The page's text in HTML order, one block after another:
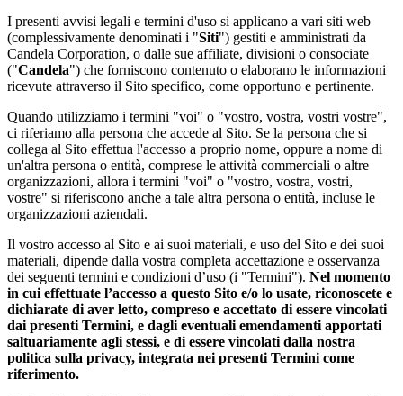
I presenti avvisi legali e termini d'uso si applicano a vari siti web
(complessivamente denominati i "Siti") gestiti e amministrati da
Candela Corporation, o dalle sue affiliate, divisioni o consociate
("Candela") che forniscono contenuto o elaborano le informazioni
ricevute attraverso il Sito specifico, come opportuno e pertinente.
Quando utilizziamo i termini "voi" o "vostro, vostra, vostri vostre",
ci riferiamo alla persona che accede al Sito. Se la persona che si
collega al Sito effettua l'accesso a proprio nome, oppure a nome di
un'altra persona o entità, comprese le attività commerciali o altre
organizzazioni, allora i termini "voi" o "vostro, vostra, vostri,
vostre" si riferiscono anche a tale altra persona o entità, incluse le
organizzazioni aziendali.
Il vostro accesso al Sito e ai suoi materiali, e uso del Sito e dei suoi
materiali, dipende dalla vostra completa accettazione e osservanza
dei seguenti termini e condizioni d’uso (i "Termini"). Nel momento
in cui effettuate l’accesso a questo Sito e/o lo usate, riconoscete e
dichiarate di aver letto, compreso e accettato di essere vincolati
dai presenti Termini, e dagli eventuali emendamenti apportati
saltuariamente agli stessi, e di essere vincolati dalla nostra
politica sulla privacy, integrata nei presenti Termini come
riferimento.